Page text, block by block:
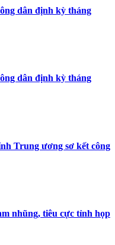
dân định kỳ tháng
dân định kỳ tháng
Trung ương sơ kết công
nhũng, tiêu cực tỉnh họp